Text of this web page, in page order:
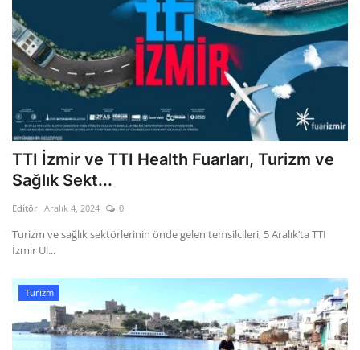
TTI İzmir ve TTI Health Fuarları, Turizm ve
Sağlık Sekt...
Editör Aralık 4, 2024 0
Turizm ve sağlık sektörlerinin önde gelen temsilcileri, 5 Aralık’ta TTI
İzmir Ul...
Turizm